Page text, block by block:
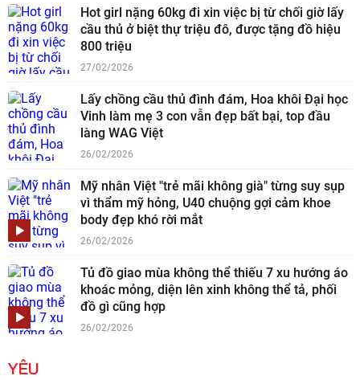
Hot girl nặng 60kg đi xin việc bị từ chối giờ lấy
cầu thủ ở biệt thự triệu đô, được tặng đồ hiệu
800 triệu
27/02/2026
Lấy chồng cầu thủ đình đám, Hoa khôi Đại học
Vinh làm mẹ 3 con vẫn đẹp bất bại, top đầu
làng WAG Việt
26/02/2026
Mỹ nhân Việt "trẻ mãi không già" từng suy sụp
vì thẩm mỹ hỏng, U40 chuộng gợi cảm khoe
body đẹp khó rời mắt
26/02/2026
Tủ đồ giao mùa không thể thiếu 7 xu hướng áo
khoác mỏng, diện lên xinh không thể tả, phối
đồ gì cũng hợp
26/02/2026
YÊU